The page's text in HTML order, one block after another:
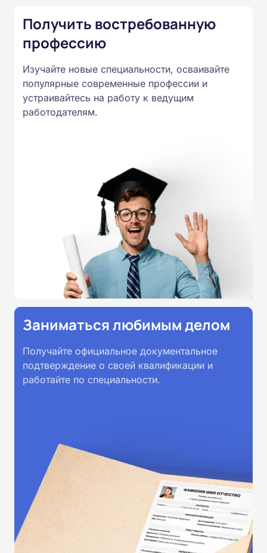
соответствии с Федеральными
государственными
профессионального образования.
Удостоверения и дипломы о
прохождении обучения
Получить востребованную
профессию
Изучайте новые специальности, осваивайте
популярные современные профессии и
устраивайтесь на работу к ведущим
работодателям.
Заниматься любимым делом
Получайте официальное документальное
подтверждение о своей квалификации и
работайте по специальности.